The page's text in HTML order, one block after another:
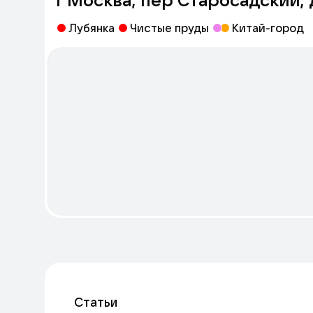
Лубянка Чистые пруды Китай-город
Статьи